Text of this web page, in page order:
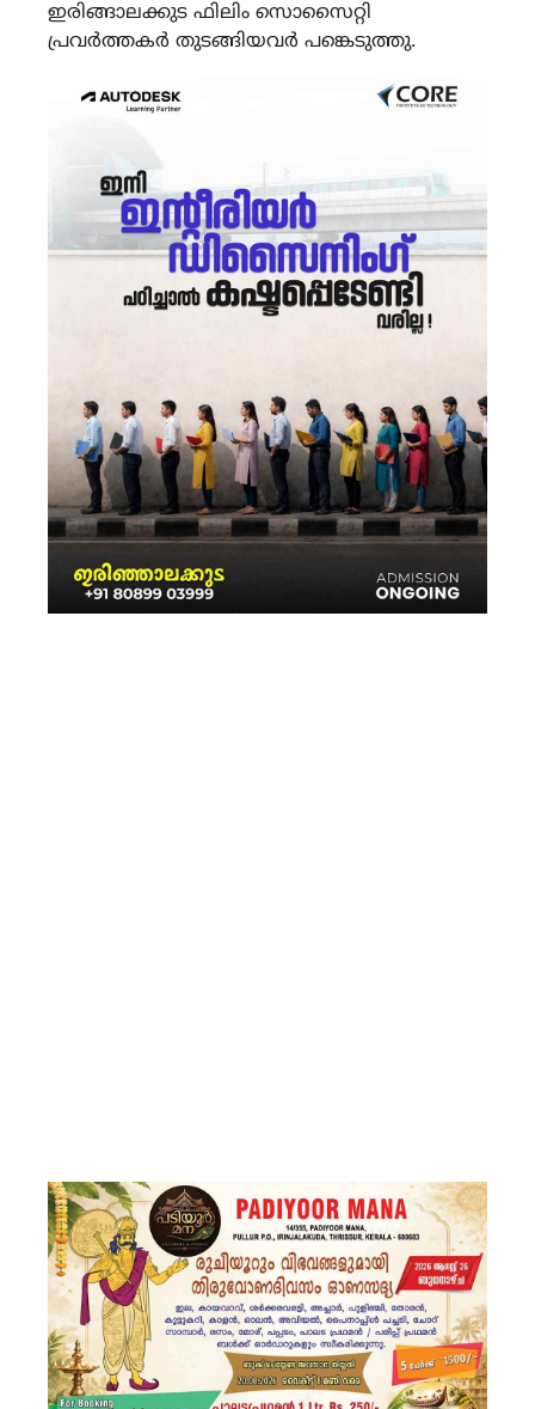
ഇരിങ്ങാലക്കുട ഫിലിം സൊസൈറ്റി
പ്രവർത്തകർ തുടങ്ങിയവർ പങ്കെടുത്തു.